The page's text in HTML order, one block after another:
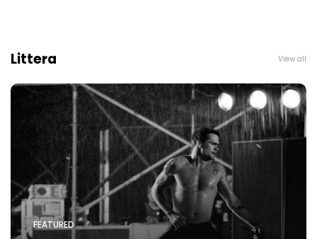
Littera View all
FEATURED